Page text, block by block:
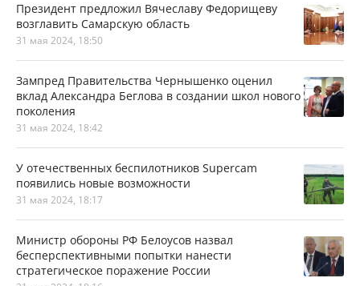
Президент предложил Вячеславу Федорищеву
возглавить Самарскую область
31 мая 2024, 18:50
Зампред Правительства Чернышенко оценил
вклад Александра Беглова в создании школ нового
поколения
31 мая 2024, 18:42
У отечественных беспилотников Supercam
появились новые возможности
31 мая 2024, 18:17
Министр обороны РФ Белоусов назвал
бесперспективными попытки нанести
стратегическое поражение России